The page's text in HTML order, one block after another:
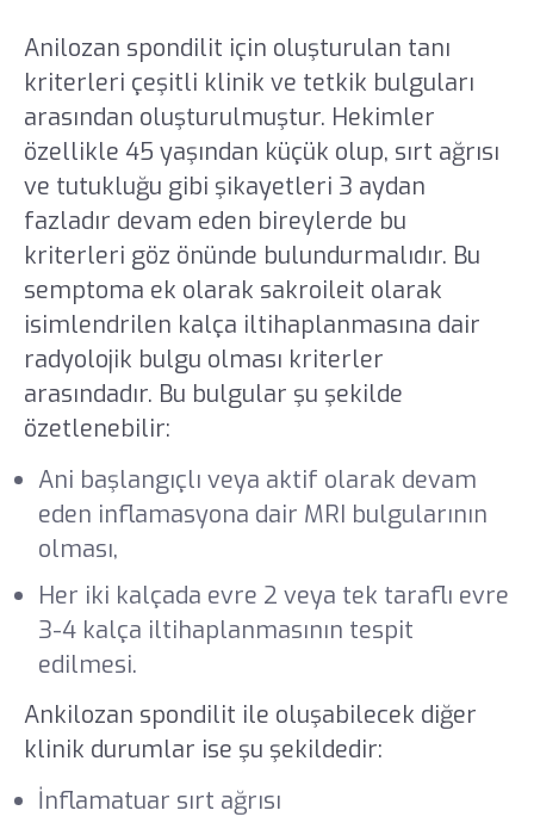
Anilozan spondilit için oluşturulan tanı
kriterleri çeşitli klinik ve tetkik bulguları
arasından oluşturulmuştur. Hekimler
özellikle 45 yaşından küçük olup, sırt ağrısı
ve tutukluğu gibi şikayetleri 3 aydan
fazladır devam eden bireylerde bu
kriterleri göz önünde bulundurmalıdır. Bu
semptoma ek olarak sakroileit olarak
isimlendrilen kalça iltihaplanmasına dair
radyolojik bulgu olması kriterler
arasındadır. Bu bulgular şu şekilde
özetlenebilir:
Ani başlangıçlı veya aktif olarak devam
eden inflamasyona dair MRI bulgularının
olması,
Her iki kalçada evre 2 veya tek taraflı evre
3-4 kalça iltihaplanmasının tespit
edilmesi.
Ankilozan spondilit ile oluşabilecek diğer
klinik durumlar ise şu şekildedir:
İnflamatuar sırt ağrısı